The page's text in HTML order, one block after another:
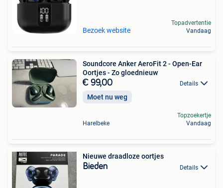
Bezoek website
Topadvertentie
Vandaag
Soundcore Anker AeroFit 2 - Open-Ear
Oortjes - Zo gloednieuw
€ 99,00 Details
Moet nu weg
Harelbeke
Topzoekertje
Vandaag
Nieuwe draadloze oortjes
Bieden Details